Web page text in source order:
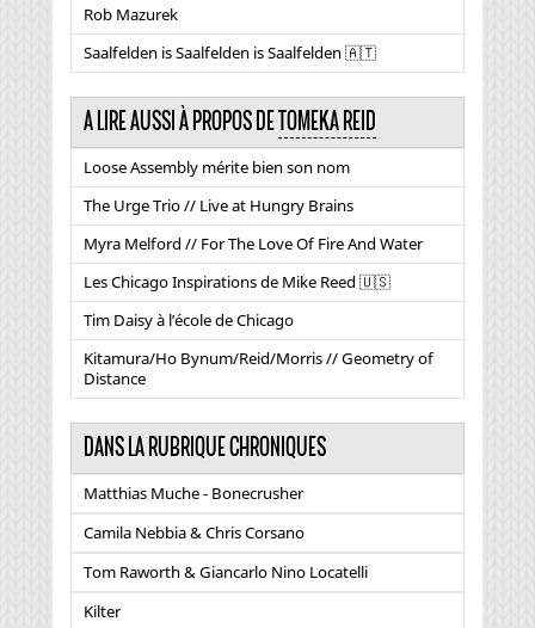
Rob Mazurek
Saalfelden is Saalfelden is Saalfelden 🇦🇹
A LIRE AUSSI À PROPOS DETOMEKA REID
Loose Assembly mérite bien son nom
The Urge Trio // Live at Hungry Brains
Myra Melford // For The Love Of Fire And Water
Les Chicago Inspirations de Mike Reed 🇺🇸
Tim Daisy à l’école de Chicago
Kitamura/Ho Bynum/Reid/Morris // Geometry of
Distance
DANS LA RUBRIQUE CHRONIQUES
Matthias Muche - Bonecrusher
Camila Nebbia & Chris Corsano
Tom Raworth & Giancarlo Nino Locatelli
Kilter